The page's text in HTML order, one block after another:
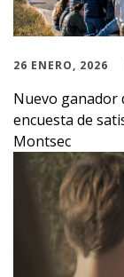
26 ENERO, 2026
Nuevo ganador
encuesta de
Montsec